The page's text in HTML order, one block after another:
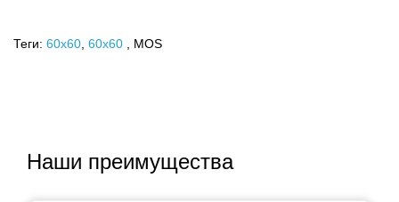
Теги: 60x60 60х60 , MOS
Наши преимущества